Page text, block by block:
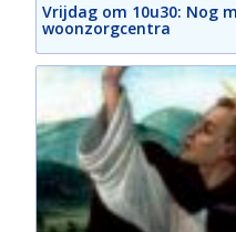
Vrijdag om 10u30: Nog
woonzorgcentra